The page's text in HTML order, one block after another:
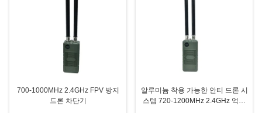
700-1000MHz 2.4GHz FPV 방지
드론 차단기
알루미늄 착용 가능한 안티 드론 시
스템 720-1200MHz 2.4GHz 억제